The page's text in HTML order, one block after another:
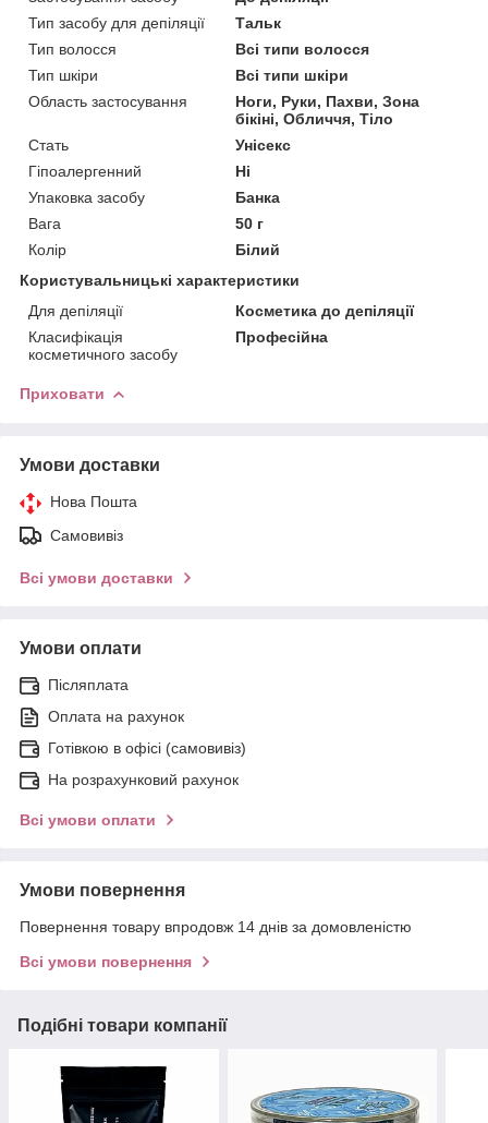
Тип засобу для депіляції
Тальк
Тип волосся
Всі типи волосся
Тип шкіри
Всі типи шкіри
Область застосування
Ноги, Руки, Пахви, Зона
бікіні, Обличчя, Тіло
Стать
Унісекс
Гіпоалергенний
Ні
Упаковка засобу
Банка
Вага
50 г
Колір
Білий
Користувальницькі характеристики
Для депіляції
Косметика до депіляції
Класифікація
косметичного засобу
Професійна
Приховати
Умови доставки
Нова Пошта
Самовивіз
Всі умови доставки
Умови оплати
Післяплата
Оплата на рахунок
Готівкою в офісі (самовивіз)
На розрахунковий рахунок
Всі умови оплати
Умови повернення
Повернення товару впродовж 14 днів за домовленістю
Всі умови повернення
Подібні товари компанії